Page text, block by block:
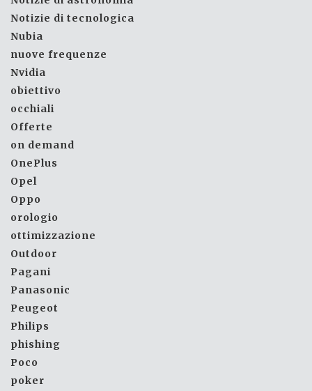
Notizie di tecnologica
Nubia
nuove frequenze
Nvidia
obiettivo
occhiali
Offerte
on demand
OnePlus
Opel
Oppo
orologio
ottimizzazione
Outdoor
Pagani
Panasonic
Peugeot
Philips
phishing
Poco
poker